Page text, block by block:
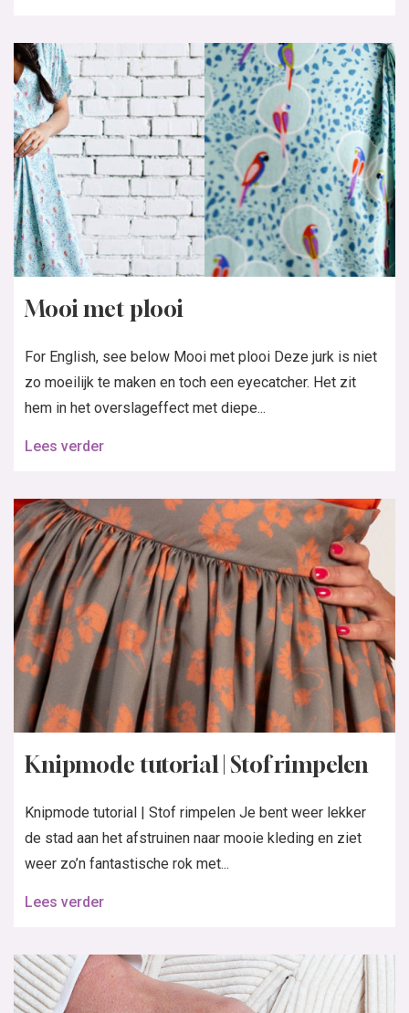
Mooi met plooi
For English, see below Mooi met plooi Deze jurk is niet
zo moeilijk te maken en toch een eyecatcher. Het zit
hem in het overslageffect met diepe...
Lees verder
Knipmode tutorial | Stof rimpelen
Knipmode tutorial | Stof rimpelen Je bent weer lekker
de stad aan het afstruinen naar mooie kleding en ziet
weer zo’n fantastische rok met...
Lees verder